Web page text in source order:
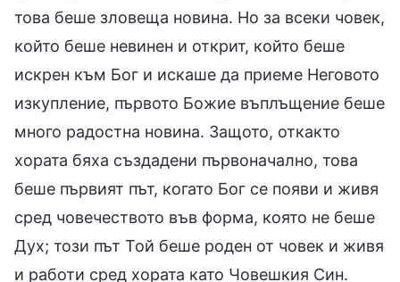
това беше зловеща новина. Но за всеки човек,
който беше невинен и открит, който беше
искрен към Бог и искаше да приеме Неговото
изкупление, първото Божие въплъщение беше
много радостна новина. Защото, откакто
хората бяха създадени първоначално, това
беше първият път, когато Бог се появи и живя
сред човечеството във форма, която не беше
Дух; този път Той беше роден от човек и живя
и работи сред хората като Човешкия Син.